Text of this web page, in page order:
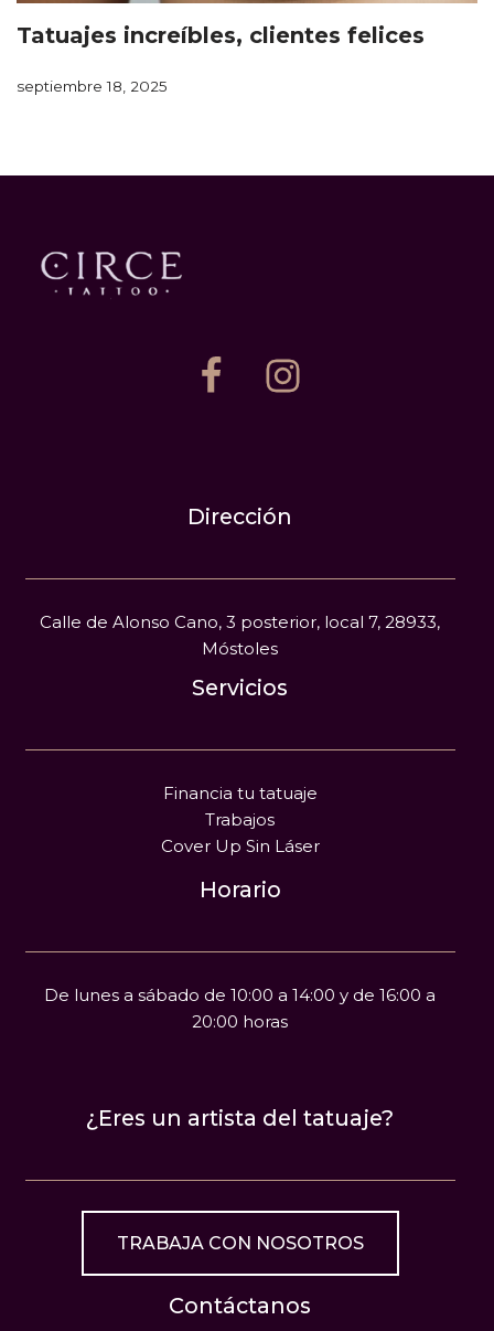
Tatuajes increíbles, clientes felices
septiembre 18, 2025
Dirección
Calle de Alonso Cano, 3 posterior, local 7, 28933,
Móstoles
Servicios
Financia tu tatuaje
Trabajos
Cover Up Sin Láser
Horario
De lunes a sábado de 10:00 a 14:00 y de 16:00 a
20:00 horas
¿Eres un artista del tatuaje?
TRABAJA CON NOSOTROS
Contáctanos